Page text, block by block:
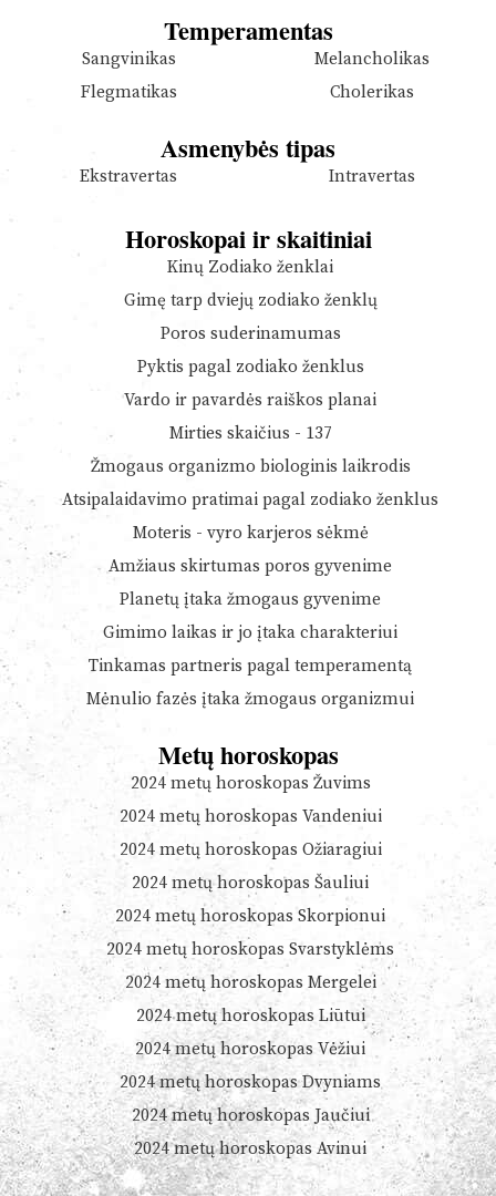
Temperamentas
Sangvinikas
Melancholikas
Flegmatikas
Cholerikas
Asmenybės tipas
Ekstravertas Intravertas
Horoskopai ir skaitiniai
Kinų Zodiako ženklai
Gimę tarp dviejų zodiako ženklų
Poros suderinamumas
Pyktis pagal zodiako ženklus
Vardo ir pavardės raiškos planai
Mirties skaičius - 137
Žmogaus organizmo biologinis laikrodis
Atsipalaidavimo pratimai pagal zodiako ženklus
Moteris - vyro karjeros sėkmė
Amžiaus skirtumas poros gyvenime
Planetų įtaka žmogaus gyvenime
Gimimo laikas ir jo įtaka charakteriui
Tinkamas partneris pagal temperamentą
Mėnulio fazės įtaka žmogaus organizmui
Metų horoskopas
2024 metų horoskopas Žuvims
2024 metų horoskopas Vandeniui
2024 metų horoskopas Ožiaragiui
2024 metų horoskopas Šauliui
2024 metų horoskopas Skorpionui
2024 metų horoskopas Svarstyklėms
2024 metų horoskopas Mergelei
2024 metų horoskopas Liūtui
2024 metų horoskopas Vėžiui
2024 metų horoskopas Dvyniams
2024 metų horoskopas Jaučiui
2024 metų horoskopas Avinui